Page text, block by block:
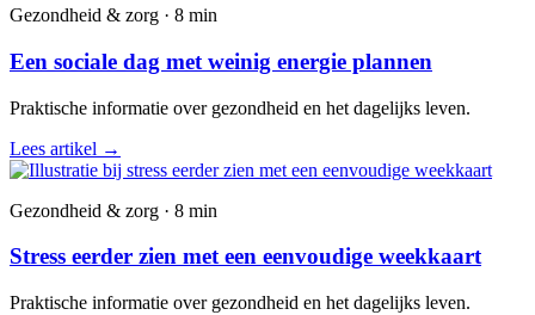
Gezondheid & zorg · 8 min
Een sociale dag met weinig energie plannen
Praktische informatie over gezondheid en het dagelijks leven.
Lees artikel →
Gezondheid & zorg · 8 min
Stress eerder zien met een eenvoudige weekkaart
Praktische informatie over gezondheid en het dagelijks leven.